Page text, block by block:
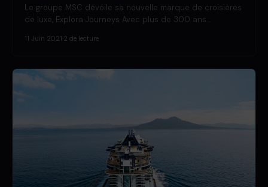
Le groupe MSC dévoile sa nouvelle marque de croisières
de luxe, Explora Journeys Avec plus de 300 ans…
11 Juin 2021 2 de lecture